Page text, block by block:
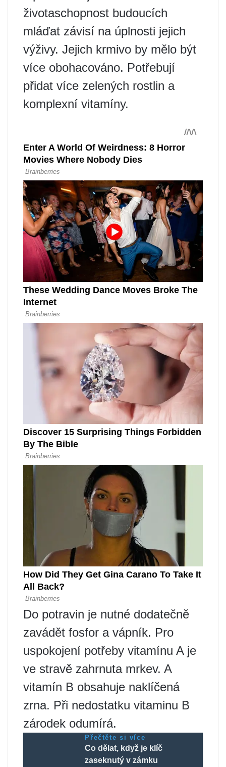
životaschopnost budoucích
mláďat závisí na úplnosti jejich
výživy. Jejich krmivo by mělo být
více obohacováno. Potřebují
přidat více zelených rostlin a
komplexní vitamíny.
Do potravin je nutné dodatečně
zavádět fosfor a vápník. Pro
uspokojení potřeby vitamínu A je
ve stravě zahrnuta mrkev. A
vitamín B obsahuje naklíčená
zrna. Při nedostatku vitaminu B
zárodek odumírá.
Přečtěte si více
Co dělat, když je klíč
zaseknutý v zámku